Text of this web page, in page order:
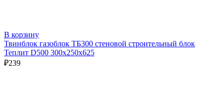
В корзину
Твинблок газоблок ТБ300 стеновой строительный блок
Теплит D500 300х250х625
₽239